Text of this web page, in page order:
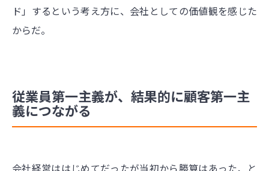
ド」するという考え方に、会社としての価値観を感じた
からだ。
従業員第一主義が、結果的に顧客第一主
義につながる